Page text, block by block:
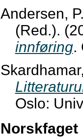
Andersen,
(Red.).
innføring.
Oslo:
Norskfaget